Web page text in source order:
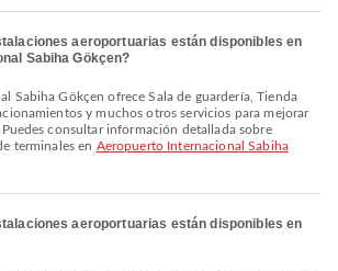
aeroportuarias están disponibles en
Sabiha Gökçen?
y muchos otros servicios para mejorar
consultar información detallada sobre
terminales en Aeropuerto Internacional Sabiha
aeroportuarias están disponibles en